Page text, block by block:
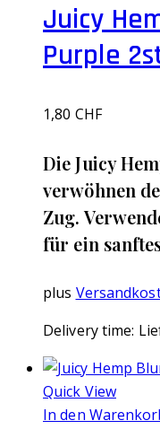
Juicy
Purple
1,80 CHF
Die Juicy
verwöhnen
Zug.
für ein
plus
Delivery time:
Quick View
In den